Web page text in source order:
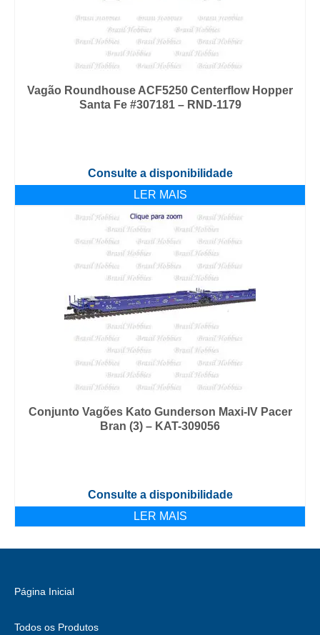
Vagão Roundhouse ACF5250 Centerflow Hopper
Santa Fe #307181 – RND-1179
Consulte a disponibilidade
LER MAIS
Conjunto Vagões Kato Gunderson Maxi-IV Pacer
Bran (3) – KAT-309056
Consulte a disponibilidade
LER MAIS
Página Inicial
Todos os Produtos